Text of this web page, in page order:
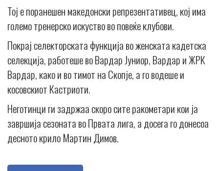
Тој е поранешен македонски репрезентативец, кој има
големо тренерско искуство во повеќе клубови.
Покрај селекторската функција во женската кадетска
селекција, работеше во Вардар Јуниор, Вардар и ЖРК
Вардар, како и во тимот на Скопје, а го водеше и
косовскиот Кастриоти.
Неготинци ги задржаа скоро сите ракометари кои ја
завршија сезоната во Првата лига, а досега го донесоа
десното крило Мартин Димов.